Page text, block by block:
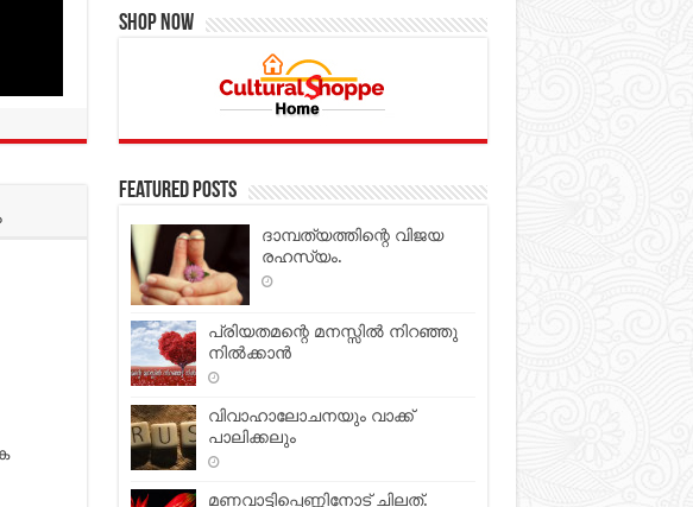
Shop Now
Featured Posts
ദാമ്പത്യത്തിന്റെ വിജയ
രഹസ്യം.
പ്രിയതമന്റെ മനസ്സില്‍ നിറഞ്ഞു
നില്‍ക്കാന്‍
വിവാഹാലോചനയും വാക്ക്
പാലിക്കലും
മണവാട്ടിപ്പെണ്ണിനോട് ചിലത്.